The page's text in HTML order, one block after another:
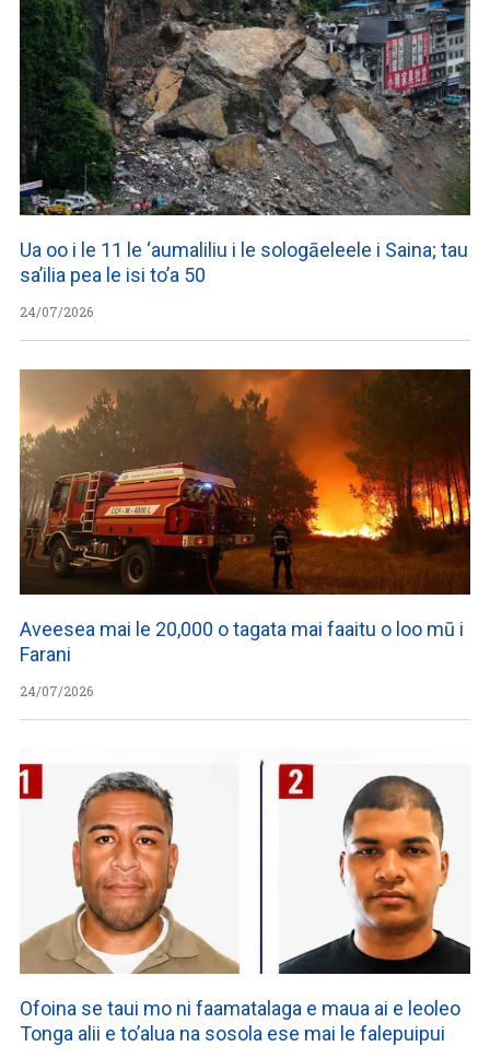
Ua oo i le 11 le ‘aumaliliu i le sologāeleele i Saina; tau
sa’ilia pea le isi to’a 50
24/07/2026
Aveesea mai le 20,000 o tagata mai faaitu o loo mū i
Farani
24/07/2026
Ofoina se taui mo ni faamatalaga e maua ai e leoleo
Tonga alii e to’alua na sosola ese mai le falepuipui